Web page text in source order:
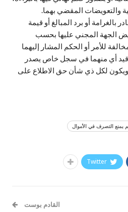
والتعويضات المقضي بهما.
بالغرامة أو برد المبالغ أو قيمة
الجهة المجني عليها بحسب
للأمر أو الحكم المشار إليهما
قيد أي منهما في سجل خاص يصدر
ويكون لكل ذي شأن حق الاطلاع على
التصرف في الأموال
Twitter
القادم بوست